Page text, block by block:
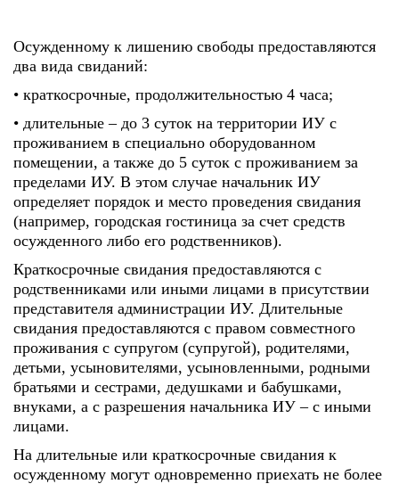
Осужденному к лишению свободы предоставляются
два вида свиданий:
• краткосрочные, продолжительностью 4 часа;
• длительные – до 3 суток на территории ИУ с
проживанием в специально оборудованном
помещении, а также до 5 суток с проживанием за
пределами ИУ. В этом случае начальник ИУ
определяет порядок и место проведения свидания
(например, городская гостиница за счет средств
осужденного либо его родственников).
Краткосрочные свидания предоставляются с
родственниками или иными лицами в присутствии
представителя администрации ИУ. Длительные
свидания предоставляются с правом совместного
проживания с супругом (супругой), родителями,
детьми, усыновителями, усыновленными, родными
братьями и сестрами, дедушками и бабушками,
внуками, а с разрешения начальника ИУ – с иными
лицами.
На длительные или краткосрочные свидания к
осужденному могут одновременно приехать не более